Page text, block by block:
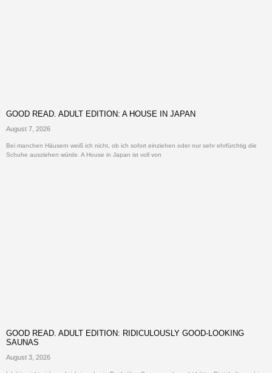
GOOD READ. ADULT EDITION: A HOUSE IN JAPAN
August 7, 2026
Bei manchen Häusern weiß ich nicht, ob ich sofort einziehen oder nur sehr ehrfürchtig die
Schuhe ausziehen würde. A House in Japan ist voll von
GOOD READ. ADULT EDITION: RIDICULOUSLY GOOD-LOOKING
SAUNAS
August 3, 2026